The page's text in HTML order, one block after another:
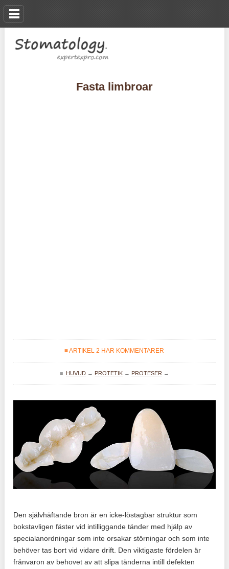
Fasta limbroar
≡ ARTIKEL 2 HAR KOMMENTARER
≡ HUVUD→ PROTETIK→ PROTESER →
Den självhäftande bron är en icke-löstagbar struktur som
bokstavligen fäster vid intilliggande tänder med hjälp av
specialanordningar som inte orsakar störningar och som inte
behöver tas bort vid vidare drift. Den viktigaste fördelen är
frånvaron av behovet av att slipa tänderna intill defekten